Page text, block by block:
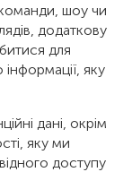
шоу чи
додаткову
для
інформації, яку
дані, окрім
яку ми
доступу